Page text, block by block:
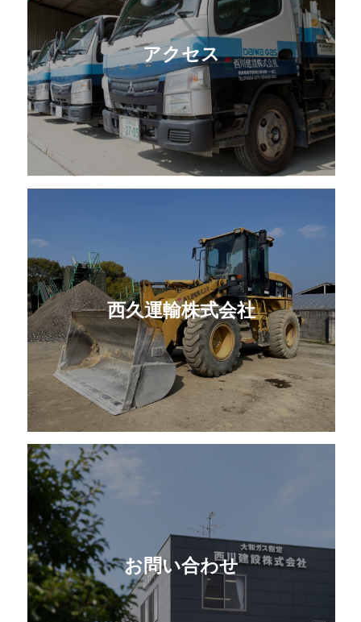
アクセス
西久運輸株式会社
お問い合わせ